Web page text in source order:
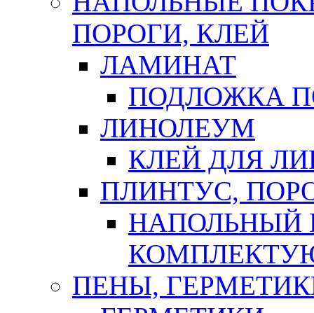
ПОРОГИ, КЛЕЙ
ЛАМИНАТ
ПОДЛОЖКА
ЛИНОЛЕУМ
КЛЕЙ ДЛЯ
ПЛИНТУС,
НАПОЛЬНЫЙ
ПЕНЫ,